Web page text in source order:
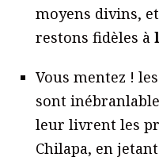
moyens divins,
restons fidèles à
Vous mentez !
sont
leur livrent les
Chilapa, en